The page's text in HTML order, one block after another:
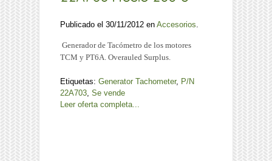
Publicado el 30/11/2012 en Accesorios.
Generador de Tacómetro de los motores
TCM y PT6A. Overauled Surplus.
Etiquetas: Generator Tachometer, P/N
22A703, Se vende
Leer oferta completa...